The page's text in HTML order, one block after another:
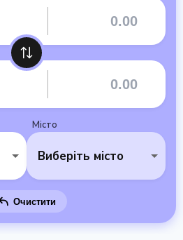
Місто
Виберіть місто
Очистити